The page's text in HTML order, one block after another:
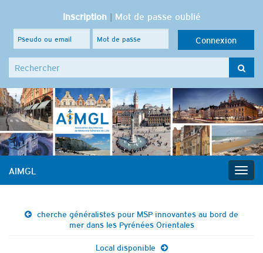
Inscription| Mot de passe oublié
Search for:
AIMGL
cherche généralistes pour MSP innovantes au bord de
mer dans les Pyrénées Orientales
Local disponible